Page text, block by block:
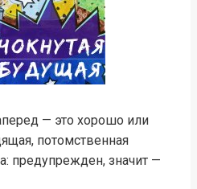
— это хорошо или
потомственная
предупрежден, значит —